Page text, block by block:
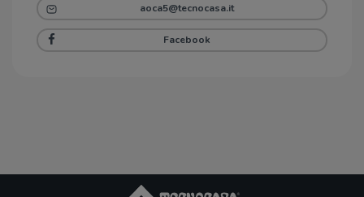
aoca5@tecnocasa.it
Facebook